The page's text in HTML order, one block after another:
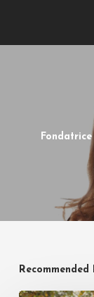
Recommended